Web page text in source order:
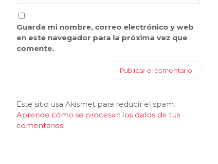
Guarda mi nombre, correo electrónico y web
en este navegador para la próxima vez que
comente.
Este sitio usa Akismet para reducir el spam.
Aprende cómo se procesan los datos de tus
comentarios.